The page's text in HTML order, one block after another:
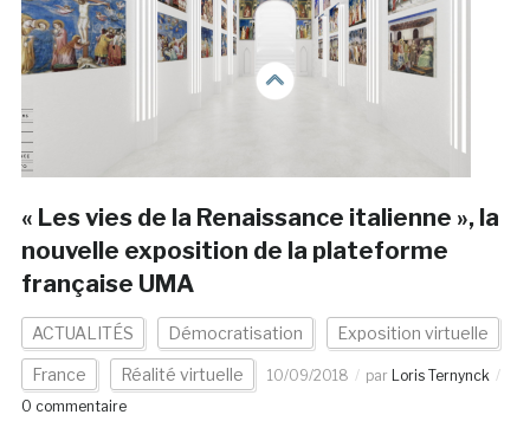
« Les vies de la Renaissance italienne », la
nouvelle exposition de la plateforme
française UMA
ACTUALITÉS Démocratisation Exposition virtuelle
France Réalité virtuelle 10/09/2018 par Loris Ternynck
0 commentaire